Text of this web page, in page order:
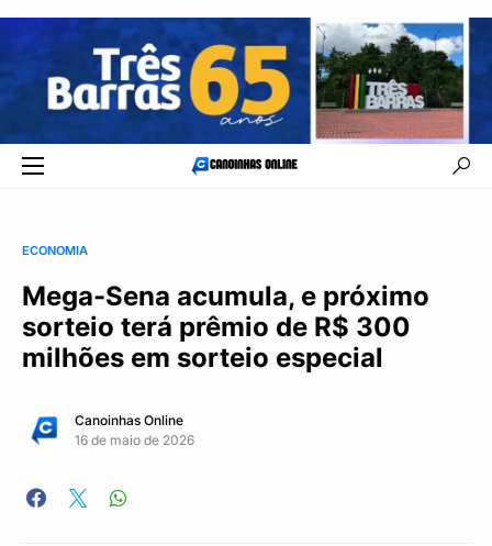
ECONOMIA
Mega-Sena acumula, e próximo
sorteio terá prêmio de R$ 300
milhões em sorteio especial
Canoinhas Online
16 de maio de 2026